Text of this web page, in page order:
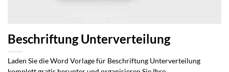
Beschriftung Unterverteilung
Laden Sie die Word Vorlage für Beschriftung Unterverteilung